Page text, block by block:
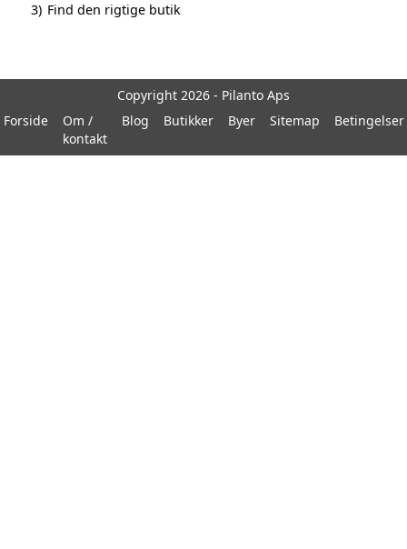
3) Find den rigtige butik
Copyright 2026 - Pilanto Aps
Forside
Om /
kontakt
Blog Butikker Byer Sitemap Betingelser